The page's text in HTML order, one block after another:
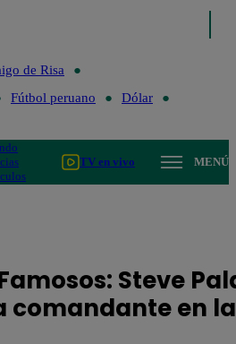
de Risa
Fútbol peruano
Dólar
TV en vivo MENÚ
Steve
comandante en